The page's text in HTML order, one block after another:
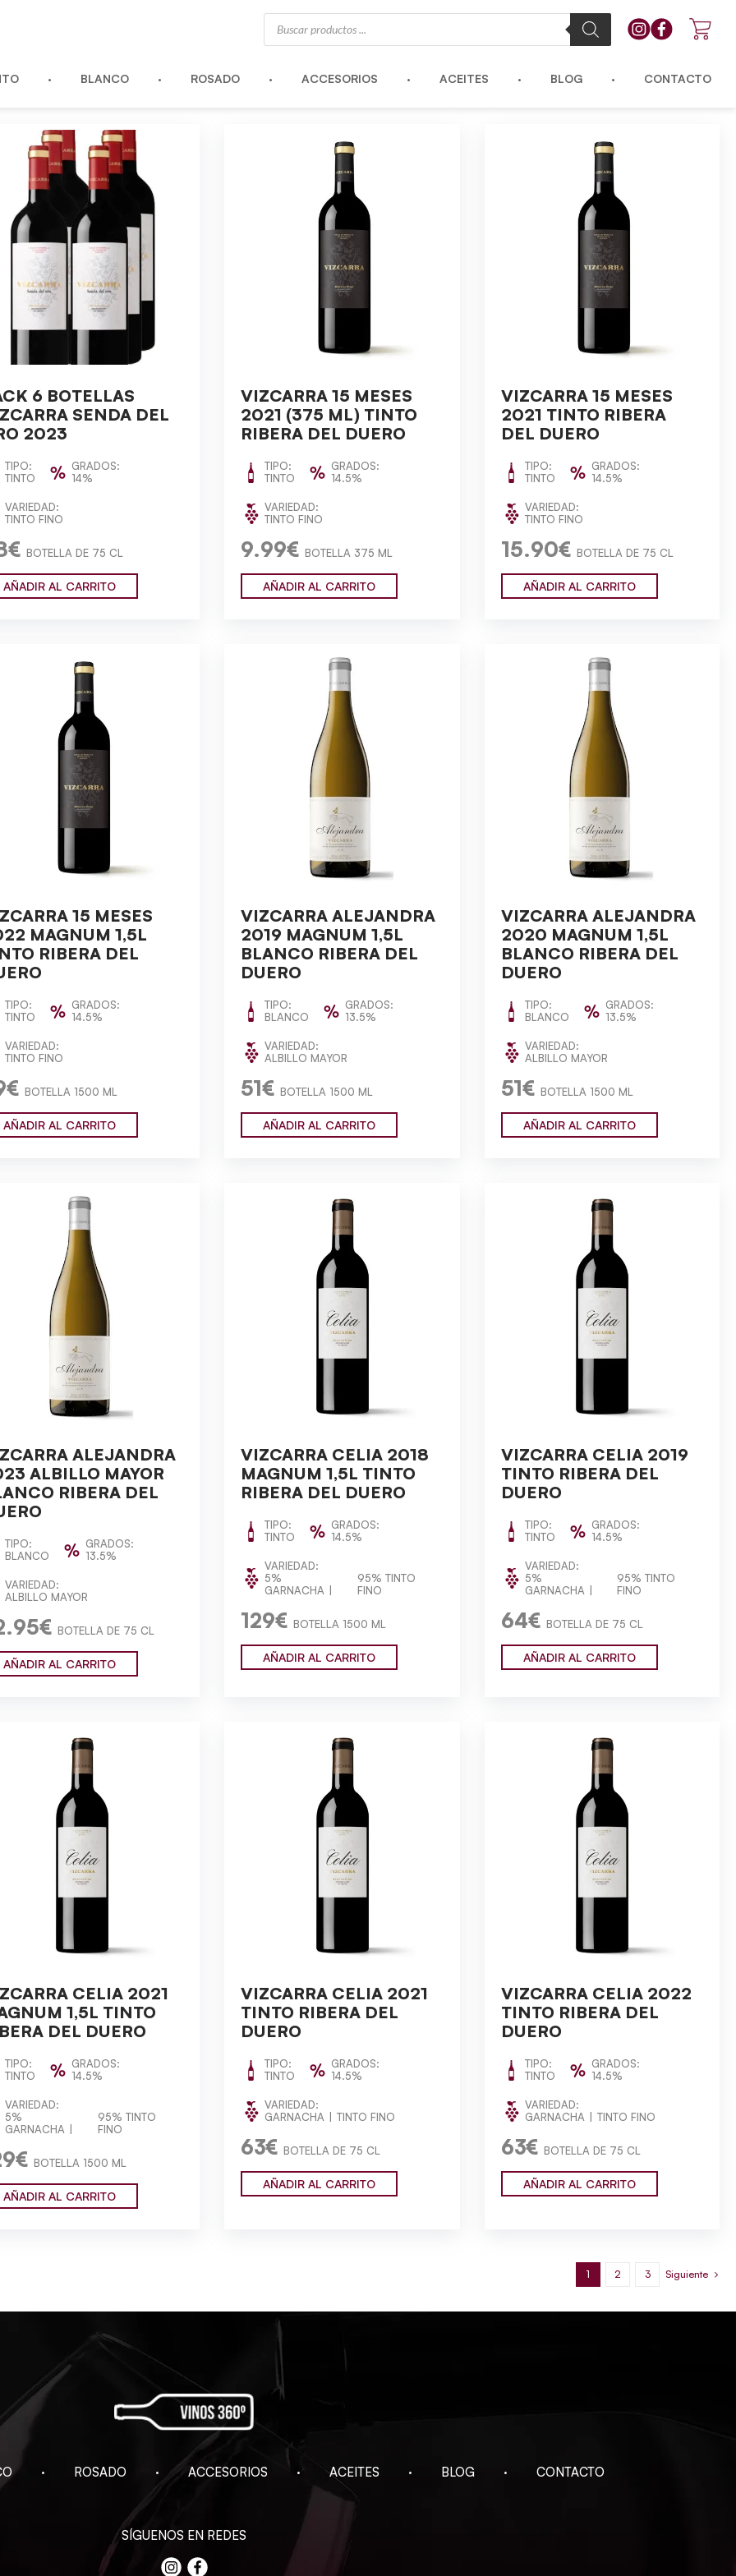
Búsqueda
productos
BLANCO ROSADO ACCESORIOS ACEITES BLOG CONTACTO
6 BOTELLAS
SENDA DEL
2023
TIPO:
TINTO
GRADOS:
14%
VARIEDAD:
TINTO FINO
BOTELLA DE 75 CL
AÑADIR AL CARRITO
VIZCARRA 15 MESES
2021 (375 ML) TINTO
RIBERA DEL DUERO
TIPO:
TINTO
GRADOS:
14.5%
VARIEDAD:
TINTO FINO
9.99€ BOTELLA 375 ML
AÑADIR AL CARRITO
VIZCARRA 15 MESES
2021 TINTO RIBERA
DEL DUERO
TIPO:
TINTO
GRADOS:
14.5%
VARIEDAD:
TINTO FINO
15.90€ BOTELLA DE 75 CL
AÑADIR AL CARRITO
15 MESES
MAGNUM 1,5L
RIBERA DEL
TIPO:
TINTO
GRADOS:
14.5%
VARIEDAD:
TINTO FINO
BOTELLA 1500 ML
AÑADIR AL CARRITO
VIZCARRA ALEJANDRA
2019 MAGNUM 1,5L
BLANCO RIBERA DEL
DUERO
TIPO:
BLANCO
GRADOS:
13.5%
VARIEDAD:
ALBILLO MAYOR
51€ BOTELLA 1500 ML
AÑADIR AL CARRITO
VIZCARRA ALEJANDRA
2020 MAGNUM 1,5L
BLANCO RIBERA DEL
DUERO
TIPO:
BLANCO
GRADOS:
13.5%
VARIEDAD:
ALBILLO MAYOR
51€ BOTELLA 1500 ML
AÑADIR AL CARRITO
ALEJANDRA
ALBILLO MAYOR
RIBERA DEL
TIPO:
BLANCO
GRADOS:
13.5%
VARIEDAD:
ALBILLO MAYOR
BOTELLA DE 75 CL
AÑADIR AL CARRITO
VIZCARRA CELIA 2018
MAGNUM 1,5L TINTO
RIBERA DEL DUERO
TIPO:
TINTO
GRADOS:
14.5%
VARIEDAD:
5%
GARNACHA
95% TINTO
FINO
129€ BOTELLA 1500 ML
AÑADIR AL CARRITO
VIZCARRA CELIA 2019
TINTO RIBERA DEL
DUERO
TIPO:
TINTO
GRADOS:
14.5%
VARIEDAD:
5%
GARNACHA
95% TINTO
FINO
64€ BOTELLA DE 75 CL
AÑADIR AL CARRITO
CELIA 2021
1,5L TINTO
DEL DUERO
TIPO:
TINTO
GRADOS:
14.5%
VARIEDAD:
5%
GARNACHA
95% TINTO
FINO
BOTELLA 1500 ML
AÑADIR AL CARRITO
VIZCARRA CELIA 2021
TINTO RIBERA DEL
DUERO
TIPO:
TINTO
GRADOS:
14.5%
VARIEDAD:
GARNACHA
TINTO FINO
63€ BOTELLA DE 75 CL
AÑADIR AL CARRITO
VIZCARRA CELIA 2022
TINTO RIBERA DEL
DUERO
TIPO:
TINTO
GRADOS:
14.5%
VARIEDAD:
GARNACHA
TINTO FINO
63€ BOTELLA DE 75 CL
AÑADIR AL CARRITO
1 2 3 Siguiente
ROSADO ACCESORIOS ACEITES BLOG CONTACTO
SÍGUENOS EN REDES